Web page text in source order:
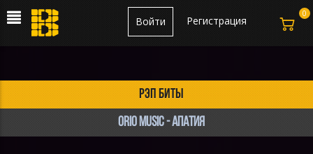
Регистрация
Войти
рэп биты
Orio Music - Апатия
0